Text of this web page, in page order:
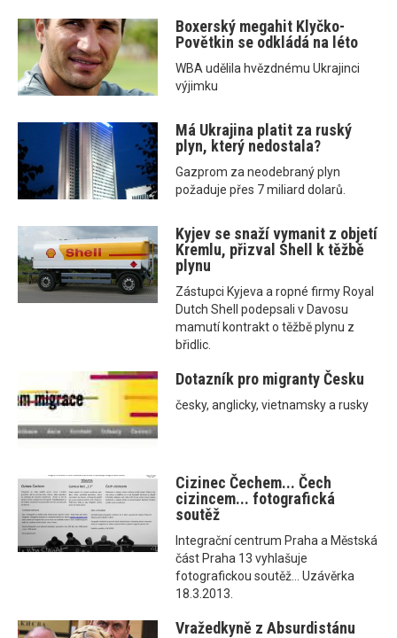
Boxerský megahit Klyčko-
Povětkin se odkládá na léto
WBA udělila hvězdnému Ukrajinci
výjimku
Má Ukrajina platit za ruský
plyn, který nedostala?
Gazprom za neodebraný plyn
požaduje přes 7 miliard dolarů.
Kyjev se snaží vymanit z objetí
Kremlu, přizval Shell k těžbě
plynu
Zástupci Kyjeva a ropné firmy Royal
Dutch Shell podepsali v Davosu
mamutí kontrakt o těžbě plynu z
břidlic.
Dotazník pro migranty Česku
česky, anglicky, vietnamsky a rusky
Cizinec Čechem... Čech
cizincem... fotografická
soutěž
Integrační centrum Praha a Městská
část Praha 13 vyhlašuje
fotografickou soutěž... Uzávěrka
18.3.2013.
Vražedkyně z Absurdistánu